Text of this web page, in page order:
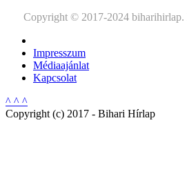
Copyright © 2017-2024 biharihirlap.
Impresszum
Médiaajánlat
Kapcsolat
^ ^ ^
Copyright (c) 2017 - Bihari Hírlap